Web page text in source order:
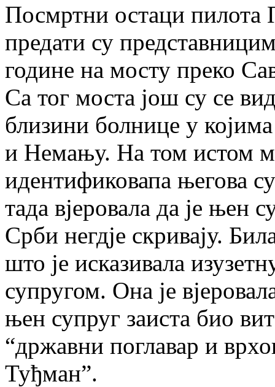
Посмртни остаци пилота
предати су
године на мосту преко
Са тог моста још су се
близини болнице у
и Немању. На том истом
идентификовапа његова
тада вјеровала да је њен
Срби негдје скривају.
што је исказивала
супругом. Она је
њен супруг заиста био
“државни поглавар и
Туђман”.